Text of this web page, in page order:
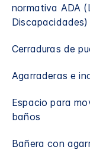
normativa ADA
Discapacidades)
Cerraduras de
Agarraderas e
Espacio para
baños
Bañera con